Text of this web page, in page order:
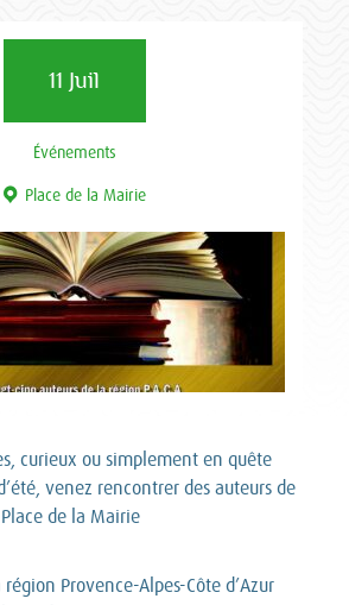
11 Juil
Événements
Place de la Mairie
curieux ou simplement en quête
venez rencontrer des auteurs de
de la Mairie
Provence-Alpes-Côte d’Azur